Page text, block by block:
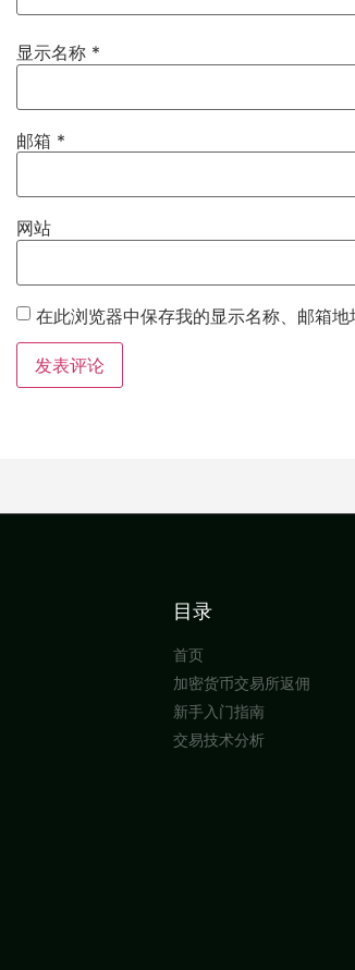
显示名称 *
邮箱 *
网站
在此浏览器中保存我的显示名称、邮箱
目录
首页
加密货币交易所返佣
新手入门指南
交易技术分析